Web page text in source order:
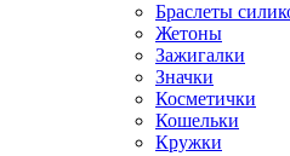
Браслеты
Жетоны
Зажигалки
Значки
Косметички
Кошельки
Кружки